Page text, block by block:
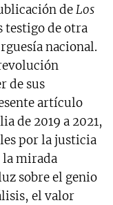
deLos
testigo de otra
nacional.
de sus
artículo
de 2019 a 2021,
por la justicia
la mirada
sobre el genio
el valor